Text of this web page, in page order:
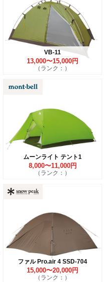
VB-11
13,000〜15,000円
（ランク：）
ムーンライト テント1
8,000〜11,000円
（ランク：）
ファル Pro.air 4 SSD-704
15,000〜20,000円
（ランク：）